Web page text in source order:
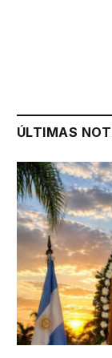
ÚLTIMAS